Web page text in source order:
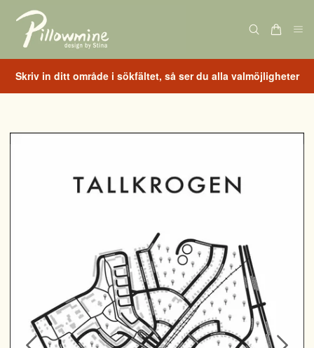
Skriv in ditt område i sökfältet, så ser du alla valmöjligheter